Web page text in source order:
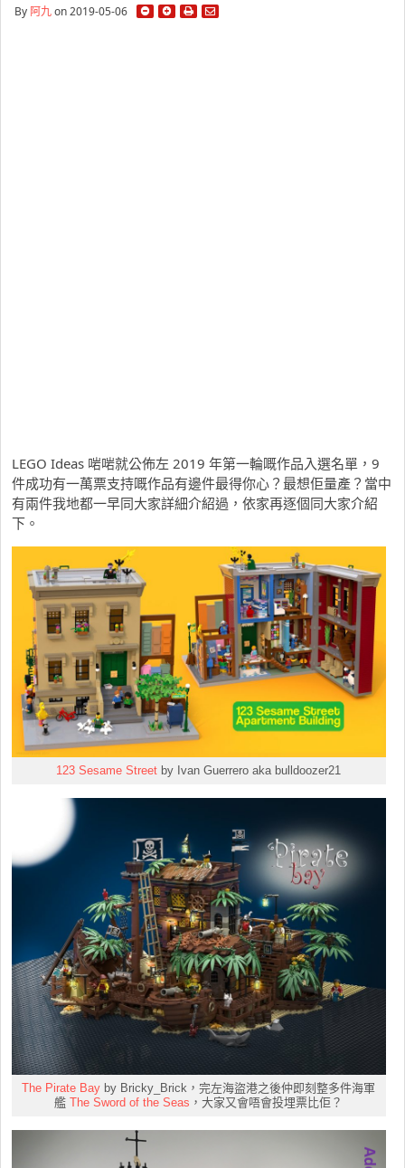
By 阿九on 2019-05-06
LEGO Ideas 啱啱就公佈左 2019 年第一輪嘅作品入選名單，9
件成功有一萬票支持嘅作品有邊件最得你心？最想佢量產？當中
有兩件我地都一早同大家詳細介紹過，依家再逐個同大家介紹
下。
123 Sesame Street by Ivan Guerrero aka bulldoozer21
The Pirate Bay by Bricky_Brick，完左海盜港之後仲即刻整多件海軍
艦 The Sword of the Seas ，大家又會唔會投埋票比佢？